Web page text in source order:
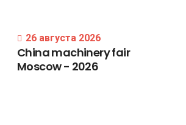
26 августа 2026
Chinamachineryfair
Moscow- 2026